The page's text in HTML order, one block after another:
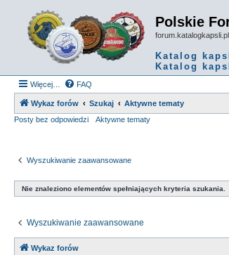
Polskie
forum.katalogkapsli.pl
Katalog
Katalog
Więcej… FAQ
Wykaz forów Szukaj
Aktywne tematy
Posty bez odpowiedzi
Aktywne tematy
Wyszukiwanie zaawansowane
Nie znaleziono elementów spełniających kryteria szukania.
Wyszukiwanie zaawansowane
Wykaz forów